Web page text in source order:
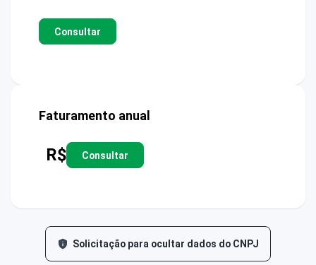
Consultar
Faturamento anual
R$ Consultar
Solicitação para ocultar dados do CNPJ